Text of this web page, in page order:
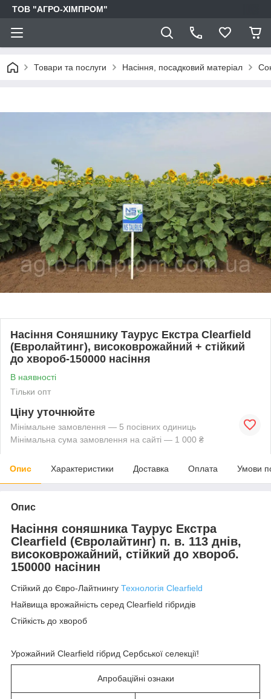
ТОВ "АГРО-ХІМПРОМ"
Товари та послуги Насіння, посадковий матеріал
Насіння Соняшнику Таурус Екстра Clearfield
(Евролайтинг), високоврожайний + стійкий
до хвороб-150000 насіння
В наявності
Тільки опт
Ціну уточнюйте
Мінімальне замовлення — 5 посівних одиниць
Мінімальна сума замовлення на сайті — 1 000 ₴
Опис Характеристики Доставка Оплата Умови
Опис
Насіння соняшника Таурус Екстра
Clearfield (Євролайтинг) п. в. 113 днів,
високоврожайний, стійкий до хвороб.
150000 насінин
Стійкий до Євро-Лайтнингу Технологія Clearfield
Найвища врожайність серед Clearfield гібридів
Стійкість до хвороб
Урожайний Clearfield гібрид Сербської селекції!
Апробаційні ознаки